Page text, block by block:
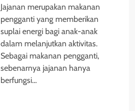
Jajanan merupakan makanan
pengganti yang memberikan
suplai energi bagi anak-anak
dalam melanjutkan aktivitas.
Sebagai makanan pengganti,
sebenarnya jajanan hanya
berfungsi…